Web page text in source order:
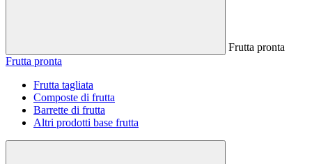
Frutta pronta
Frutta pronta
Frutta tagliata
Composte di frutta
Barrette di frutta
Altri prodotti base frutta